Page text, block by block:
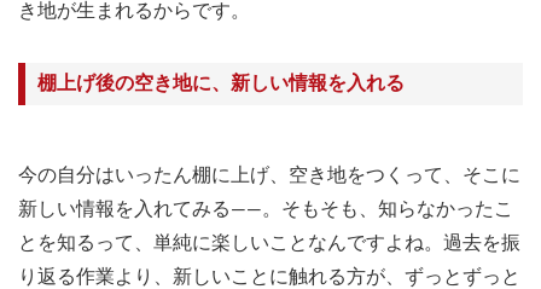
き地が生まれるからです。
棚上げ後の空き地に、新しい情報を入れる
今の自分はいったん棚に上げ、空き地をつくって、そこに
新しい情報を入れてみる――。そもそも、知らなかったこ
とを知るって、単純に楽しいことなんですよね。過去を振
り返る作業より、新しいことに触れる方が、ずっとずっと